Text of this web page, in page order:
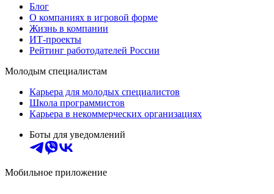
Блог
О компаниях в игровой форме
Жизнь в компании
ИТ-проекты
Рейтинг работодателей России
Молодым специалистам
Карьера для молодых специалистов
Школа программистов
Карьера в некоммерческих организациях
Боты для уведомлений
Мобильное приложение